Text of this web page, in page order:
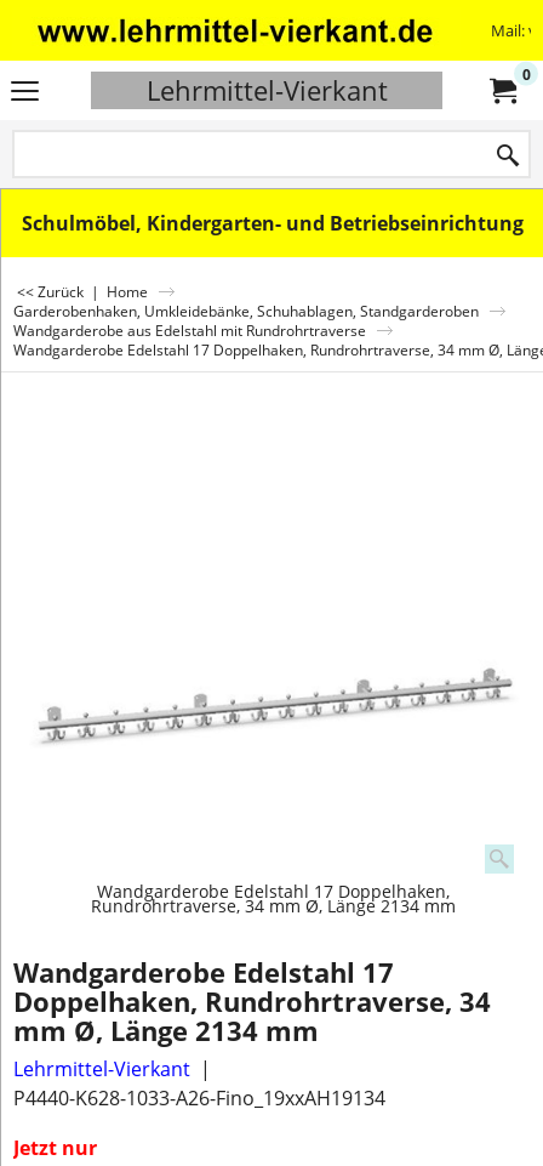
Mail:
Lehrmittel-Vierkant 0
Schulmöbel, Kindergarten- und Betriebseinrichtung
<< Zurück | Home
Garderobenhaken, Umkleidebänke, Schuhablagen, Standgarderoben
Wandgarderobe aus Edelstahl mit Rundrohrtraverse
Wandgarderobe Edelstahl 17 Doppelhaken, Rundrohrtraverse, 34 mm Ø,
Wandgarderobe Edelstahl 17 Doppelhaken,
Rundrohrtraverse, 34 mm Ø, Länge 2134 mm
Wandgarderobe Edelstahl 17
Doppelhaken, Rundrohrtraverse, 34
mm Ø, Länge 2134 mm
Lehrmittel-Vierkant
P4440-K628-1033-A26-Fino_19xxAH19134
Jetzt nur